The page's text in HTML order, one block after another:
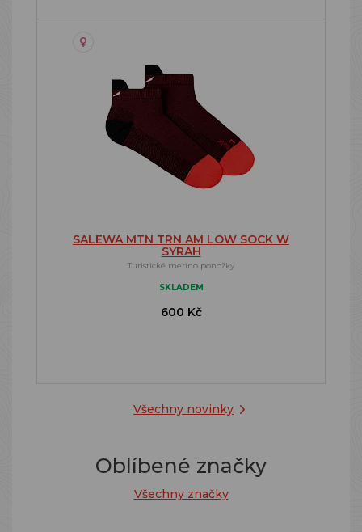
Všechny novinky
SALEWA MTN TRN AM LOW SOCK W
SYRAH
Turistické merino ponožky
SKLADEM
600 Kč
Oblíbené značky
Všechny značky